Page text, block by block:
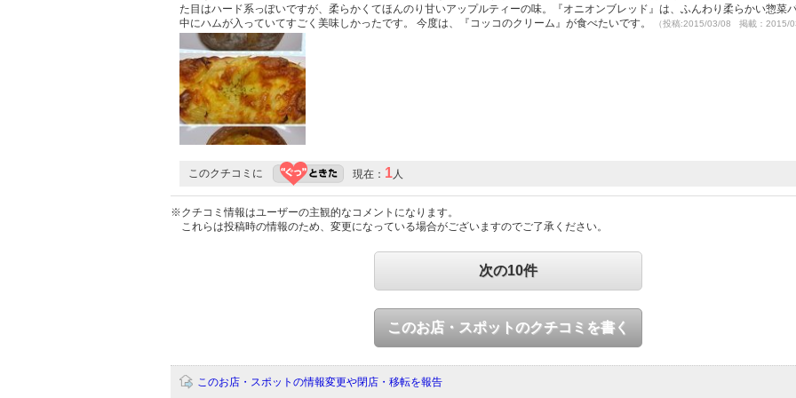
た目はハード系っぽいですが、柔らかくてほんのり甘いアップルティーの味。『オニオンブレッド』は、ふんわり柔らかい惣菜パ
中にハムが入っていてすごく美味しかったです。 今度は、『コッコのクリーム』が食べたいです。
（投稿:2015/03/08 掲載：2015/
このクチコミに 現在： 1 人
※クチコミ情報はユーザーの主観的なコメントになります。
これらは投稿時の情報のため、変更になっている場合がございますのでご了承ください。
次の10件
このお店・スポットのクチコミを書く
このお店・スポットの情報変更や閉店・移転を報告